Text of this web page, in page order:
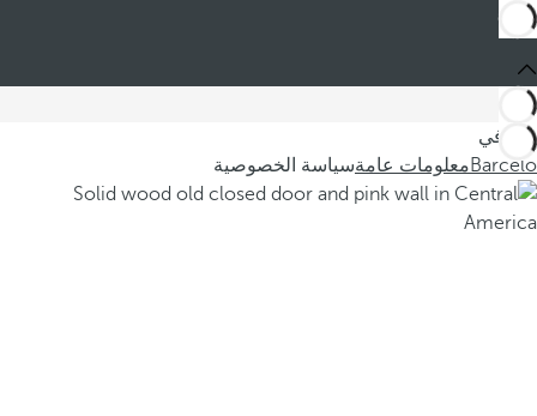
أنت في
Barcelóمعلومات عامةسياسة الخصوصية